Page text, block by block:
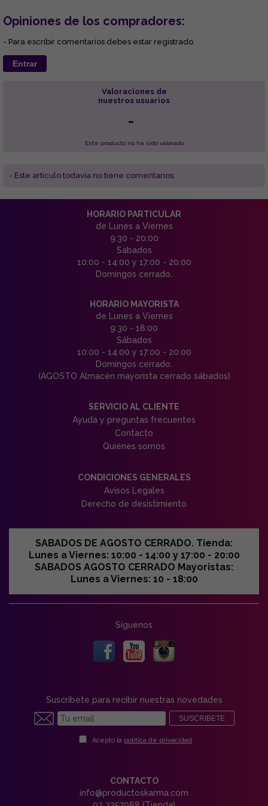
Opiniones de los compradores:
- Para escribir comentarios debes estar registrado.
Entrar
Valoraciones de
nuestros usuarios
-
Este producto no ha sido valorado
- Este articulo todavía no tiene comentarios.
HORARIO PARTICULAR
de Lunes a Viernes
9:30 - 20:00
Sábados
10:00 - 14:00 y 17:00 - 20:00
Domingos cerrado.
HORARIO MAYORISTA
de Lunes a Viernes
9:30 - 18:00
Sábados
10:00 - 14:00 y 17:00 - 20:00
Domingos cerrado.
(AGOSTO Almacén mayorista cerrado sábados)
SERVICIO AL CLIENTE
Ayuda y preguntas frecuentes
Contacto
Quiénes somos
CONDICIONES GENERALES
Avisos Legales
Derecho de desistimiento
SABADOS DE AGOSTO CERRADO. Tienda:
Lunes a Viernes: 10:00 - 14:00 y 17:00 - 20:00
SABADOS AGOSTO CERRADO Mayoristas:
Lunes a Viernes: 10 - 18:00
Síguenos
Suscríbete para recibir nuestras novedades
SUSCRIBETE
Acepto la política de privacidad
CONTACTO
info@productoskarma.com